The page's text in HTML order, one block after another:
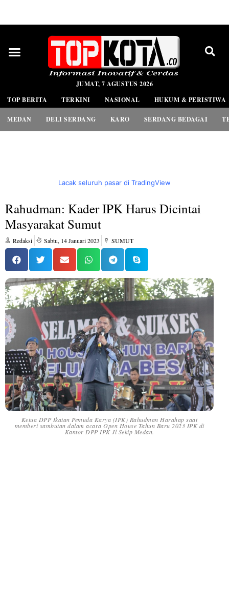
JUMAT, 7 AGUSTUS 2026
TOP BERITA
TERKINI NASIONAL HUKUM & PERISTIWA
MEDAN DELI SERDANG KARO SERDANG BEDAGAI
Lacak seluruh pasar di TradingView
Rahudman: Kader IPK Harus Dicintai
Masyarakat Sumut
Redaksi Sabtu, 14 Januari 2023 SUMUT
Ketua DPP Ikatan Pemuda Karya (IPK) Rahudman Harahap saat
memberi sambutan dalam acara Open House Tahun Baru 2023 IPK di
Kantor DPP IPK Jl Sekip Medan.